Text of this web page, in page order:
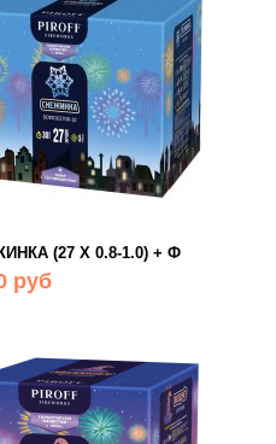
(27 Х 0.8-1.0) + Ф
руб